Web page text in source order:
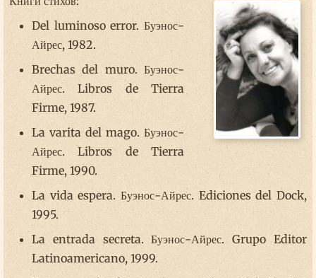
Del luminoso error. Буэнос-
Айрес, 1982.
Brechas del muro. Буэнос-
Айрес. Libros de Tierra
Firme, 1987.
La varita del mago. Буэнос-
Айрес. Libros de Tierra
Firme, 1990.
La vida espera. Буэнос-Айрес. Ediciones del Dock,
1995.
La entrada secreta. Буэнос-Айрес. Grupo Editor
Latinoamericano, 1999.